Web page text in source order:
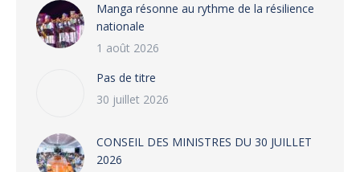
Manga résonne au rythme de la résilience
nationale
1 août 2026
Pas de titre
30 juillet 2026
CONSEIL DES MINISTRES DU 30 JUILLET
2026